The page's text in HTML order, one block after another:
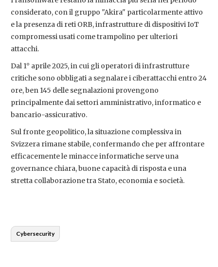
considerato, con il gruppo "Akira" particolarmente attivo
e la presenza di reti ORB, infrastrutture di dispositivi IoT
compromessi usati come trampolino per ulteriori
attacchi.
Dal 1° aprile 2025, in cui gli operatori di infrastrutture
critiche sono obbligati a segnalare i ciberattacchi entro 24
ore, ben 145 delle segnalazioni provengono
principalmente dai settori amministrativo, informatico e
bancario-assicurativo.
Sul fronte geopolitico, la situazione complessiva in
Svizzera rimane stabile, confermando che per affrontare
efficacemente le minacce informatiche serve una
governance chiara, buone capacità di risposta e una
stretta collaborazione tra Stato, economia e società.
Cybersecurity